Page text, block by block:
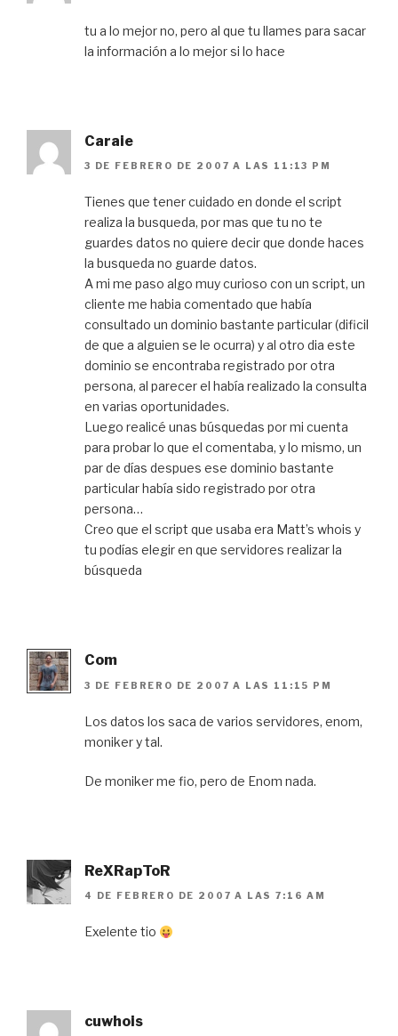
tu a lo mejor no, pero al que tu llames para sacar
la información a lo mejor si lo hace
Caraie
3 DE FEBRERO DE 2007 A LAS 11:13 PM
Tienes que tener cuidado en donde el script
realiza la busqueda, por mas que tu no te
guardes datos no quiere decir que donde haces
la busqueda no guarde datos.
A mi me paso algo muy curioso con un script, un
cliente me habia comentado que había
consultado un dominio bastante particular (dificil
de que a alguien se le ocurra) y al otro dia este
dominio se encontraba registrado por otra
persona, al parecer el había realizado la consulta
en varias oportunidades.
Luego realicé unas búsquedas por mi cuenta
para probar lo que el comentaba, y lo mismo, un
par de días despues ese dominio bastante
particular había sido registrado por otra
persona…
Creo que el script que usaba era Matt’s whois y
tu podías elegir en que servidores realizar la
búsqueda
Com
3 DE FEBRERO DE 2007 A LAS 11:15 PM
Los datos los saca de varios servidores, enom,
moniker y tal.
De moniker me fio, pero de Enom nada.
ReXRapToR
4 DE FEBRERO DE 2007 A LAS 7:16 AM
Exelente tio
cuwhois